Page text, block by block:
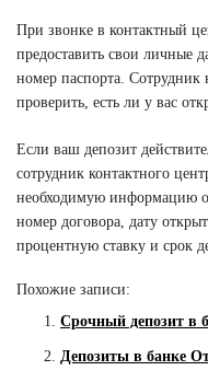
При звонке в контактный
предоставить свои личные
номер паспорта. Сотрудник
проверить, есть ли у вас
Если ваш депозит
сотрудник контактного
необходимую информацию
номер договора, дату
процентную ставку и срок
Похожие записи:
Срочный депозит в
Депозиты в банке